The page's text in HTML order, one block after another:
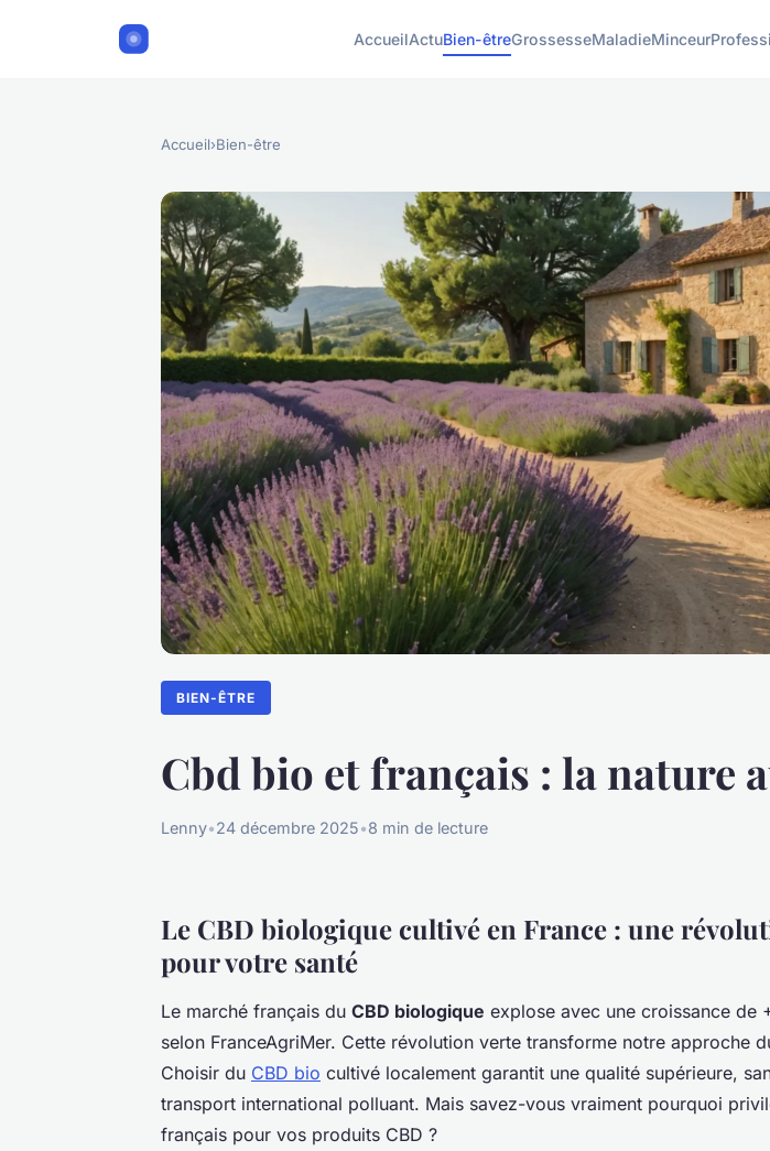
AccueilActuBien-êtreGrossesseMaladieMinceur
Accueil›Bien-être
BIEN-ÊTRE
Cbd bio et français : la nature
Lenny•24 décembre 2025•8 min de lecture
Le CBD biologique cultivé en France : une
pour votre santé
Le marché français du CBD biologique explose avec une croissance de
selon FranceAgriMer. Cette révolution verte transforme notre approche
Choisir du CBD bio cultivé localement garantit une qualité supérieure,
transport international polluant. Mais savez-vous vraiment pourquoi
français pour vos produits CBD ?